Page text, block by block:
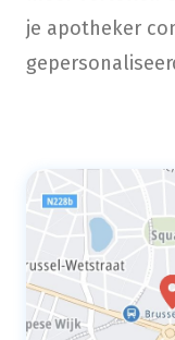
je apotheker